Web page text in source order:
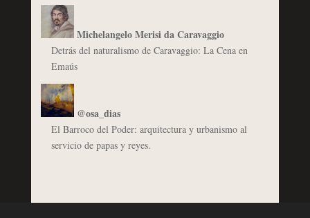
Michelangelo Merisi da Caravaggio
Detrás del naturalismo de Caravaggio: La Cena en
Emaús
@osa_dias
El Barroco del Poder: arquitectura y urbanismo al
servicio de papas y reyes.